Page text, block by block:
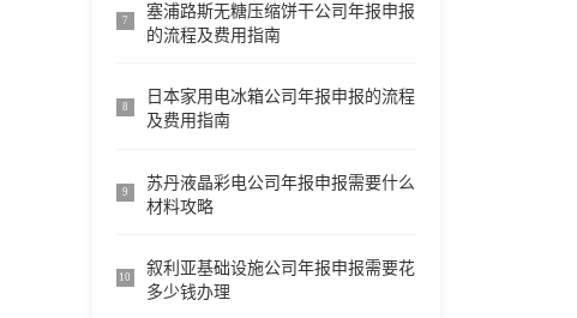
7
塞浦路斯无糖压缩饼干公司年报申报
的流程及费用指南
8
日本家用电冰箱公司年报申报的流程
及费用指南
9
苏丹液晶彩电公司年报申报需要什么
材料攻略
10
叙利亚基础设施公司年报申报需要花
多少钱办理